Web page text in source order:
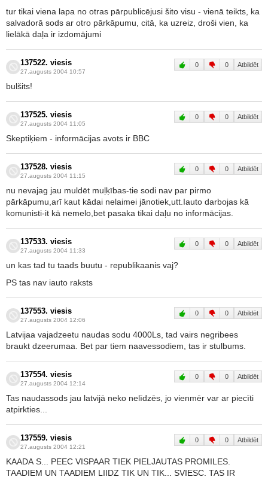
tur tikai viena lapa no otras pārpublicējusi šito visu - vienā teikts, ka
salvadorā sods ar otro pārkāpumu, citā, ka uzreiz, droši vien, ka
lielākā daļa ir izdomājumi
137522. viesis
27.augusts 2004 10:57
0 0 Atbildēt
bulšits!
137525. viesis
27.augusts 2004 11:05
0 0 Atbildēt
Skeptiķiem - informācijas avots ir BBC
137528. viesis
27.augusts 2004 11:15
0 0 Atbildēt
nu nevajag jau muldēt muļķības-tie sodi nav par pirmo
pārkāpumu,arī kaut kādai nelaimei jānotiek,utt.Iauto darbojas kā
komunisti-it kā nemelo,bet pasaka tikai daļu no informācijas.
137533. viesis
27.augusts 2004 11:33
0 0 Atbildēt
un kas tad tu taads buutu - republikaanis vaj?
PS tas nav iauto raksts
137553. viesis
27.augusts 2004 12:06
0 0 Atbildēt
Latvijaa vajadzeetu naudas sodu 4000Ls, tad vairs negribees
braukt dzeerumaa. Bet par tiem naavessodiem, tas ir stulbums.
137554. viesis
27.augusts 2004 12:14
0 0 Atbildēt
Tas naudassods jau latvijā neko nelīdzēs, jo vienmēr var ar piecīti
atpirkties...
137559. viesis
27.augusts 2004 12:21
0 0 Atbildēt
KAADA S... PEEC VISPAAR TIEK PIELJAUTAS PROMILES.
TAADIEM UN TAADIEM LIIDZ TIK UN TIK... SVIESC. TAS IR